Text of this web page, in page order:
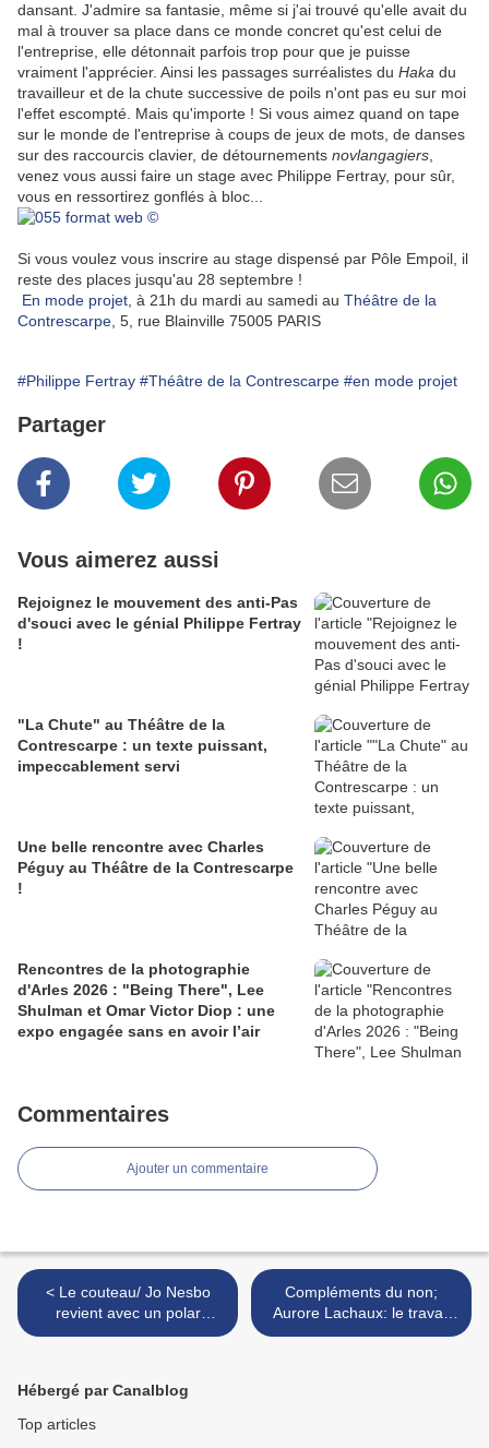
dansant. J'admire sa fantasie, même si j'ai trouvé qu'elle avait du
mal à trouver sa place dans ce monde concret qu'est celui de
l'entreprise, elle détonnait parfois trop pour que je puisse
vraiment l'apprécier. Ainsi les passages surréalistes du Haka du
travailleur et de la chute successive de poils n'ont pas eu sur moi
l'effet escompté. Mais qu'importe ! Si vous aimez quand on tape
sur le monde de l'entreprise à coups de jeux de mots, de danses
sur des raccourcis clavier, de détournements novlangagiers
venez vous aussi faire un stage avec Philippe Fertray, pour sûr,
vous en ressortirez gonflés à bloc...
Si vous voulez vous inscrire au stage dispensé par Pôle Empoil, il
reste des places jusqu'au 28 septembre !
En mode projet , à 21h du mardi au samedi au Théâtre de la
Contrescarpe , 5, rue Blainville 75005 PARIS
#Philippe Fertray #Théâtre de la Contrescarpe #en mode projet
Partager
Vous aimerez aussi
Rejoignez le mouvement des anti-Pas
d'souci avec le génial Philippe Fertray
!
"La Chute" au Théâtre de la
Contrescarpe : un texte puissant,
impeccablement servi
Une belle rencontre avec Charles
Péguy au Théâtre de la Contrescarpe
!
Rencontres de la photographie
d'Arles 2026 : "Being There", Lee
Shulman et Omar Victor Diop : une
expo engagée sans en avoir l’air
Commentaires
Ajouter un commentaire
< Le couteau/ Jo Nesbo
revient avec un polar
aiguisé à souhait
Compléments du non;
Aurore Lachaux: le travail
l'a tué >
Hébergé par Canalblog
Top articles